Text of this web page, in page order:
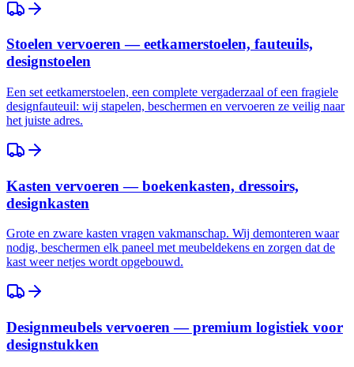
Stoelen vervoeren — eetkamerstoelen, fauteuils,
designstoelen
Een set eetkamerstoelen, een complete vergaderzaal of een fragiele
designfauteuil: wij stapelen, beschermen en vervoeren ze veilig naar
het juiste adres.
Kasten vervoeren — boekenkasten, dressoirs,
designkasten
Grote en zware kasten vragen vakmanschap. Wij demonteren waar
nodig, beschermen elk paneel met meubeldekens en zorgen dat de
kast weer netjes wordt opgebouwd.
Designmeubels vervoeren — premium logistiek voor
designstukken